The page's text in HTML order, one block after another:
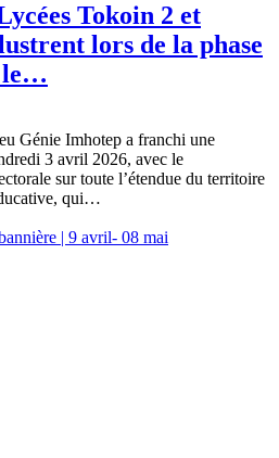
Tokoin 2 et
lors de la phase
le…
Génie Imhotep a franchi une
3 avril 2026, avec le
sur toute l’étendue du territoire
qui…